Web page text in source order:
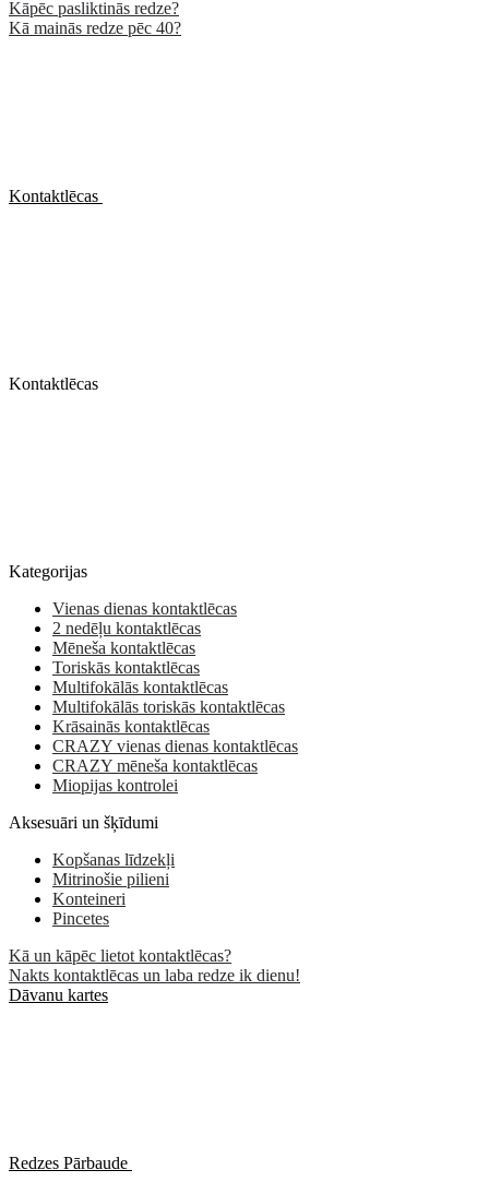
Kāpēc pasliktinās redze?
Kā mainās redze pēc 40?
Kontaktlēcas
Kontaktlēcas
Kategorijas
Vienas dienas kontaktlēcas
2 nedēļu kontaktlēcas
Mēneša kontaktlēcas
Toriskās kontaktlēcas
Multifokālās kontaktlēcas
Multifokālās toriskās kontaktlēcas
Krāsainās kontaktlēcas
CRAZY vienas dienas kontaktlēcas
CRAZY mēneša kontaktlēcas
Miopijas kontrolei
Aksesuāri un šķīdumi
Kopšanas līdzekļi
Mitrinošie pilieni
Konteineri
Pincetes
Kā un kāpēc lietot kontaktlēcas?
Nakts kontaktlēcas un laba redze ik dienu!
Dāvanu kartes
Redzes Pārbaude